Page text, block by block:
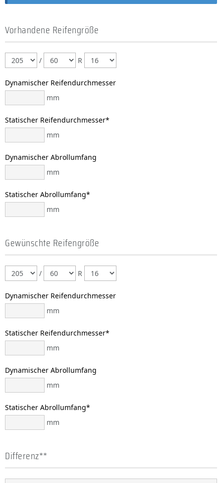
Vorhandene Reifengröße
/ R
Dynamischer Reifendurchmesser
mm
Statischer Reifendurchmesser*
mm
Dynamischer Abrollumfang
mm
Statischer Abrollumfang*
mm
Gewünschte Reifengröße
/ R
Dynamischer Reifendurchmesser
mm
Statischer Reifendurchmesser*
mm
Dynamischer Abrollumfang
mm
Statischer Abrollumfang*
mm
Differenz**